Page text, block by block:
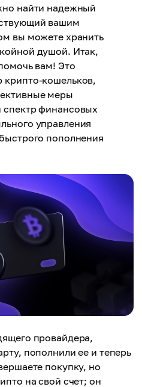
найти надежный
вашим
вы можете хранить
душой. Итак,
вам! Это
крипто-кошельков,
меры
финансовых
управления
пополнения
провайдера,
пополнили ее и теперь
покупку, но
на свой счет; он